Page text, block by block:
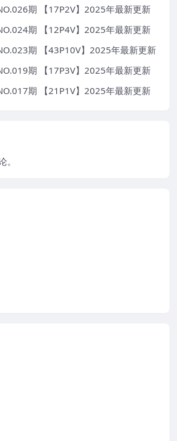
期 【17P2V】2025年最新更新
期 【12P4V】2025年最新更新
期 【43P10V】2025年最新更新
期 【17P3V】2025年最新更新
期 【21P1V】2025年最新更新